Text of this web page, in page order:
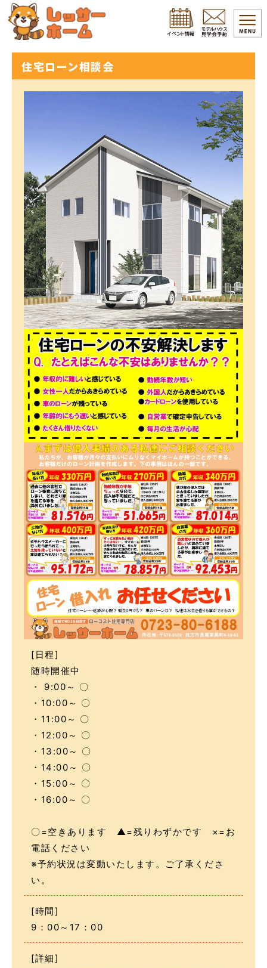
住宅ローン相談会
[日程]
随時開催中
・ 9:00～ 〇
・10:00～ 〇
・11:00～ 〇
・12:00～ 〇
・13:00～ 〇
・14:00～ 〇
・15:00～ 〇
・16:00～ 〇
〇=空きあります ▲=残りわずかです ×=お
電話ください
※予約状況は変動いたします。ご了承くださ
い。
[時間]
9：00～17：00
[詳細]